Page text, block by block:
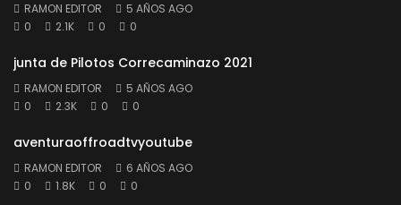
RAMON EDITOR
5 AÑOS AGO
0
2.1K 0 0
junta de Pilotos Correcaminazo 2021
RAMON EDITOR
5 AÑOS AGO
0
2.3K 0 0
aventuraoffroadtvyoutube
RAMON EDITOR
6 AÑOS AGO
0
1.8K 0 0